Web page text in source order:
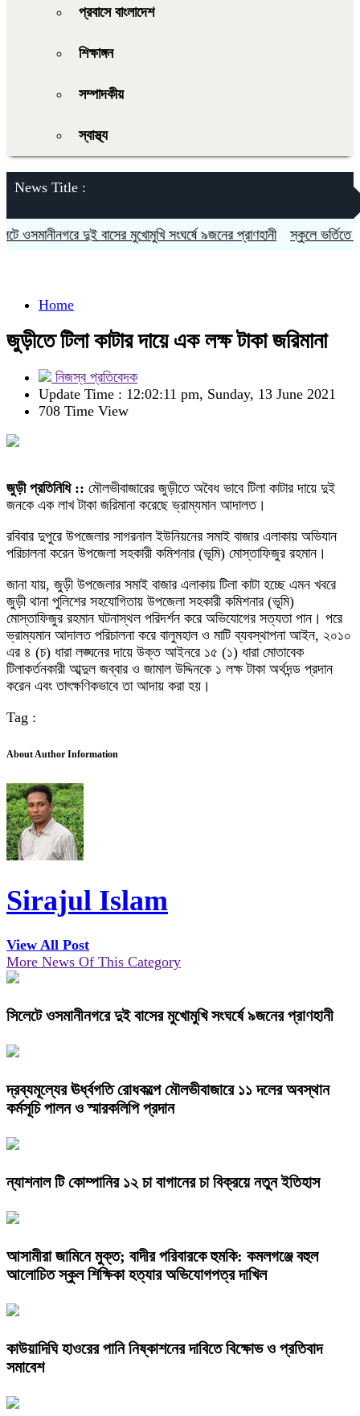
প্রবাসে বাংলাদেশ
শিক্ষাঙ্গন
সম্পাদকীয়
স্বাস্থ্য
News Title :
ওসমানীনগরে দুই বাসের মুখোমুখি সংঘর্ষে ৯জনের প্রাণহানী স্কুলে ভর্তিতে
Home
জুড়ীতে টিলা কাটার দায়ে এক লক্ষ টাকা জরিমানা
নিজস্ব প্রতিবেদক
Update Time : 12:02:11 pm, Sunday, 13 June 2021
708 Time View
জুড়ী প্রতিনিধি :: মৌলভীবাজারের জুড়ীতে অবৈধ ভাবে টিলা কাটার দায়ে দুই
জনকে এক লাখ টাকা জরিমানা করেছে ভ্রাম্যমান আদালত।
রবিবার দুপুরে উপজেলার সাগরনাল ইউনিয়নের সমাই বাজার এলাকায় অভিযান
পরিচালনা করেন উপজেলা সহকারী কমিশনার (ভূমি) মোস্তাফিজুর রহমান।
জানা যায়, জুড়ী উপজেলার সমাই বাজার এলাকায় টিলা কাটা হচ্ছে এমন খবরে
জুড়ী থানা পুলিশের সহযোগিতায় উপজেলা সহকারী কমিশনার (ভূমি)
মোস্তাফিজুর রহমান ঘটনাস্থল পরিদর্শন করে অভিযোগের সত্যতা পান। পরে
ভ্রাম্যমান আদালত পরিচালনা করে বালুমহাল ও মাটি ব্যবস্থাপনা আইন, ২০১০
এর ৪ (চ) ধারা লঙ্ঘনের দায়ে উক্ত আইনরে ১৫ (১) ধারা মোতাবেক
টিলাকর্তনকারী আব্দুল জব্বার ও জামাল উদ্দিনকে ১ লক্ষ টাকা অর্থদন্ড প্রদান
করেন এবং তাৎক্ষণিকভাবে তা আদায় করা হয়।
Tag :
About Author Information
Sirajul Islam
View All Post
More News Of This Category
সিলেটে ওসমানীনগরে দুই বাসের মুখোমুখি সংঘর্ষে ৯জনের প্রাণহানী
দ্রব্যমূল্যের ঊর্ধ্বগতি রোধকল্পে মৌলভীবাজারে ১১ দলের অবস্থান
কর্মসূচি পালন ও স্মারকলিপি প্রদান
ন্যাশনাল টি কোম্পানির ১২ চা বাগানের চা বিক্রয়ে নতুন ইতিহাস
আসামীরা জামিনে মুক্ত; বাদীর পরিবারকে হুমকি: কমলগঞ্জে বহুল
আলোচিত স্কুল শিক্ষিকা হত্যার অভিযোগপত্র দাখিল
কাউয়াদিঘি হাওরের পানি নিষ্কাশনের দাবিতে বিক্ষোভ ও প্রতিবাদ
সমাবেশ